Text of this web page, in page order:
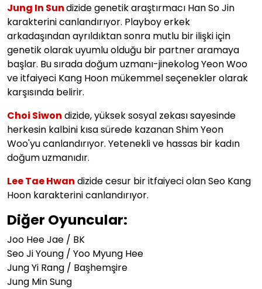
Jung In Sundizide genetik araştırmacı Han So Jin
karakterini canlandırıyor. Playboy erkek
arkadaşından ayrıldıktan sonra mutlu bir ilişki için
genetik olarak uyumlu olduğu bir partner aramaya
başlar. Bu sırada doğum uzmanı-jinekolog Yeon Woo
ve itfaiyeci Kang Hoon mükemmel seçenekler olarak
karşısında belirir.
Choi Siwon dizide, yüksek sosyal zekası sayesinde
herkesin kalbini kısa sürede kazanan Shim Yeon
Woo'yu canlandırıyor. Yetenekli ve hassas bir kadın
doğum uzmanıdır.
Lee Tae Hwan dizide cesur bir itfaiyeci olan Seo Kang
Hoon karakterini canlandırıyor.
Diğer Oyuncular:
Joo Hee Jae / BK
Seo Ji Young / Yoo Myung Hee
Jung Yi Rang / Başhemşire
Jung Min Sung